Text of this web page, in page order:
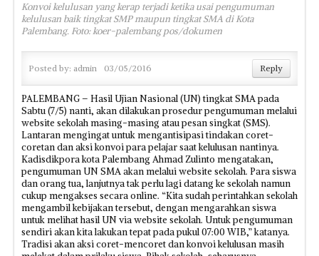
Konvoi kelulusan yang kerap terjadi ketika usai pengumuman
kelulusan baik tingkat SMP maupun tingkat SMA di Kota
Palembang. Foto: koer-palembang pos/dokumen
Posted by: admin 03/05/2016 Reply
PALEMBANG – Hasil Ujian Nasional (UN) tingkat SMA pada
Sabtu (7/5) nanti, akan dilakukan prosedur pengumuman melalui
website sekolah masing-masing atau pesan singkat (SMS).
Lantaran mengingat untuk mengantisipasi tindakan coret-
coretan dan aksi konvoi para pelajar saat kelulusan nantinya.
Kadisdikpora kota Palembang Ahmad Zulinto mengatakan,
pengumuman UN SMA akan melalui website sekolah. Para siswa
dan orang tua, lanjutnya tak perlu lagi datang ke sekolah namun
cukup mengakses secara online. “Kita sudah perintahkan sekolah
mengambil kebijakan tersebut, dengan mengarahkan siswa
untuk melihat hasil UN via website sekolah. Untuk pengumuman
sendiri akan kita lakukan tepat pada pukul 07:00 WIB,” katanya.
Tradisi akan aksi coret-mencoret dan konvoi kelulusan masih